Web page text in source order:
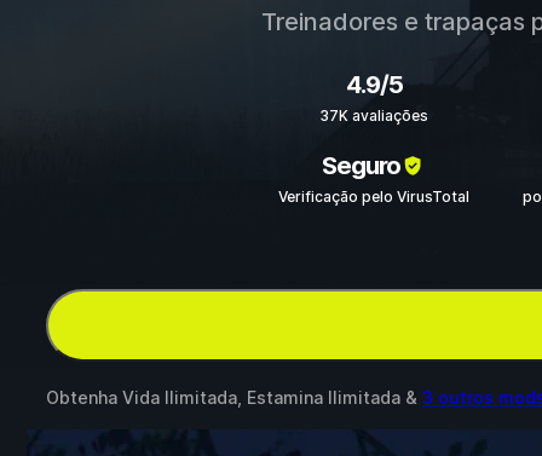
Treinadores e trapaças
4.9/5
37K avaliações
Seguro
Verificação pelo VirusTotal
Obtenha Vida Ilimitada, Estamina Ilimitada & 3 outros